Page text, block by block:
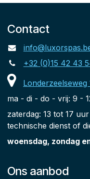
Contact
+32 (0)15 42 43
ma - di - do - vrij: 9 -
zaterdag: 13 tot 17
technische dienst of
woensdag, zondag
Ons aanbod